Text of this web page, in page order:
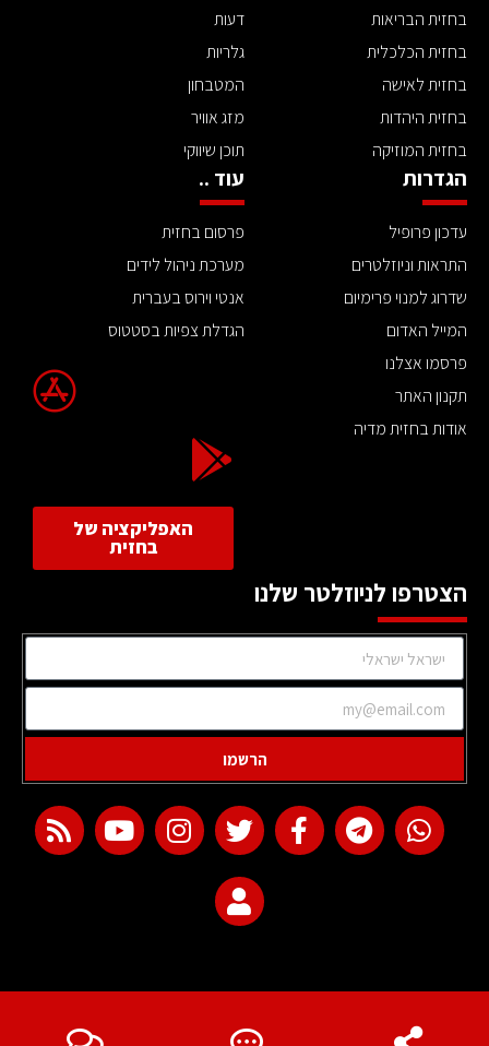
בחזית הבריאות
בחזית הכלכלית
בחזית לאישה
בחזית היהדות
בחזית המוזיקה
דעות
גלריות
המטבחון
מזג אוויר
תוכן שיווקי
הגדרות
עדכון פרופיל
התראות וניוזלטרים
שדרוג למנוי פרימיום
המייל האדום
פרסמו אצלנו
תקנון האתר
אודות בחזית מדיה
עוד ..
פרסום בחזית
מערכת ניהול לידים
אנטי וירוס בעברית
הגדלת צפיות בסטטוס
האפליקציה של
בחזית
הצטרפו לניוזלטר שלנו
הרשמו